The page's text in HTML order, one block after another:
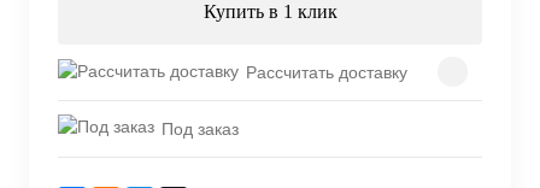
Купить в 1 клик
Рассчитать доставку
Под заказ